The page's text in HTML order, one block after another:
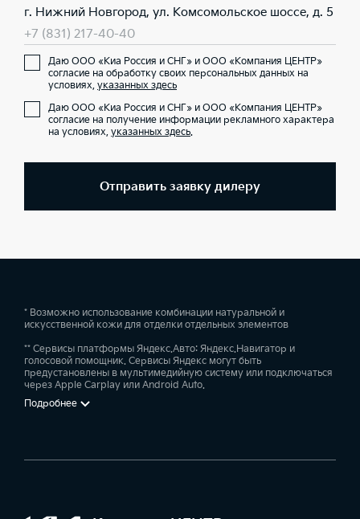
г. Нижний Новгород, ул. Комсомольское шоссе, д. 5
+7 (831) 217-40-40
Даю ООО «Киа Россия и СНГ» и ООО «Компания ЦЕНТР»
согласие на обработку своих персональных данных на
условиях, указанных здесь
Даю ООО «Киа Россия и СНГ» и ООО «Компания ЦЕНТР»
согласие на получение информации рекламного характера
на условиях, указанных здесь.
Отправить заявку дилеру
* Возможно использование комбинации натуральной и
искусственной кожи для отделки отдельных элементов
** Сервисы платформы Яндекс.Авто: Яндекс.Навигатор и
голосовой помощник. Сервисы Яндекс могут быть
предустановлены в мультимедийную систему или подключаться
через Apple Carplay или Android Auto.
Подробнее